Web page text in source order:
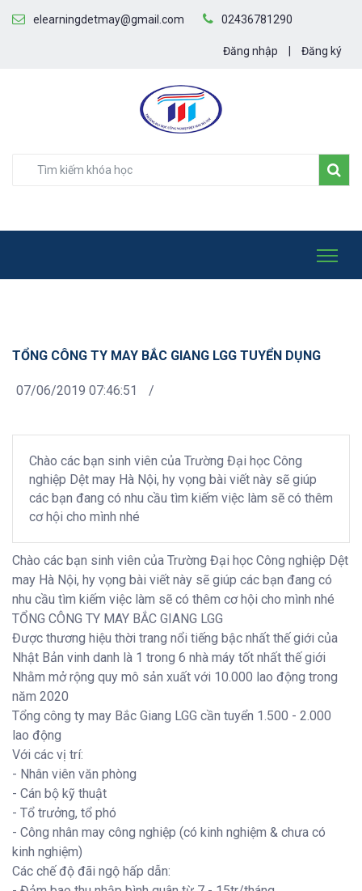
elearningdetmay@gmail.com 02436781290
Đăng nhập Đăng ký
TỔNG CÔNG TY MAY BẮC GIANG LGG TUYỂN DỤNG
07/06/2019 07:46:51 /
Chào các bạn sinh viên của Trường Đại học Công
nghiệp Dệt may Hà Nội, hy vọng bài viết này sẽ giúp
các bạn đang có nhu cầu tìm kiếm việc làm sẽ có thêm
cơ hội cho mình nhé
Chào các bạn sinh viên của Trường Đại học Công nghiệp Dệt
may Hà Nội, hy vọng bài viết này sẽ giúp các bạn đang có
nhu cầu tìm kiếm việc làm sẽ có thêm cơ hội cho mình nhé
TỔNG CÔNG TY MAY BẮC GIANG LGG
Được thương hiệu thời trang nổi tiếng bậc nhất thế giới của
Nhật Bản vinh danh là 1 trong 6 nhà máy tốt nhất thế giới
Nhằm mở rộng quy mô sản xuất với 10.000 lao động trong
năm 2020
Tổng công ty may Bắc Giang LGG cần tuyển 1.500 - 2.000
lao động
Với các vị trí:
- Nhân viên văn phòng
- Cán bộ kỹ thuật
- Tổ trưởng, tổ phó
- Công nhân may công nghiệp (có kinh nghiệm & chưa có
kinh nghiệm)
Các chế độ đãi ngộ hấp dẫn: